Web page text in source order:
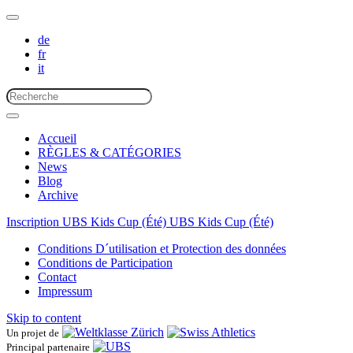
de
fr
it
Accueil
RÈGLES & CATÉGORIES
News
Blog
Archive
Inscription UBS Kids Cup (Été) UBS Kids Cup (Été)
Conditions D´utilisation et Protection des données
Conditions de Participation
Contact
Impressum
Skip to content
Un projet de
Principal partenaire